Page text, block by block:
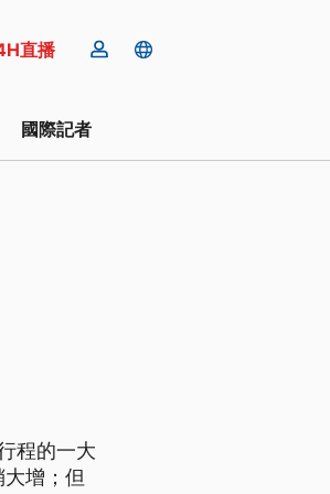
直播
國際記者
程的一大
增；但